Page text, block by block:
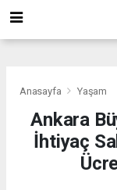
Anasayfa Yaşam
Ankara
İhtiyaç